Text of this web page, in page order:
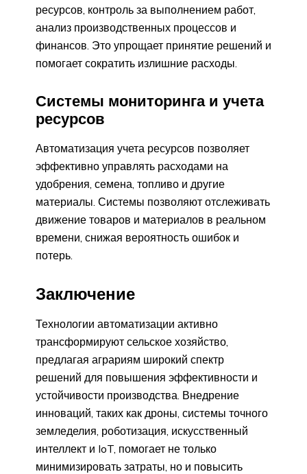
ресурсов, контроль за выполнением работ,
анализ производственных процессов и
финансов. Это упрощает принятие решений и
помогает сократить излишние расходы.
Системы мониторинга и учета
ресурсов
Автоматизация учета ресурсов позволяет
эффективно управлять расходами на
удобрения, семена, топливо и другие
материалы. Системы позволяют отслеживать
движение товаров и материалов в реальном
времени, снижая вероятность ошибок и
потерь.
Заключение
Технологии автоматизации активно
трансформируют сельское хозяйство,
предлагая аграриям широкий спектр
решений для повышения эффективности и
устойчивости производства. Внедрение
инноваций, таких как дроны, системы точного
земледелия, роботизация, искусственный
интеллект и IoT, помогает не только
минимизировать затраты, но и повысить